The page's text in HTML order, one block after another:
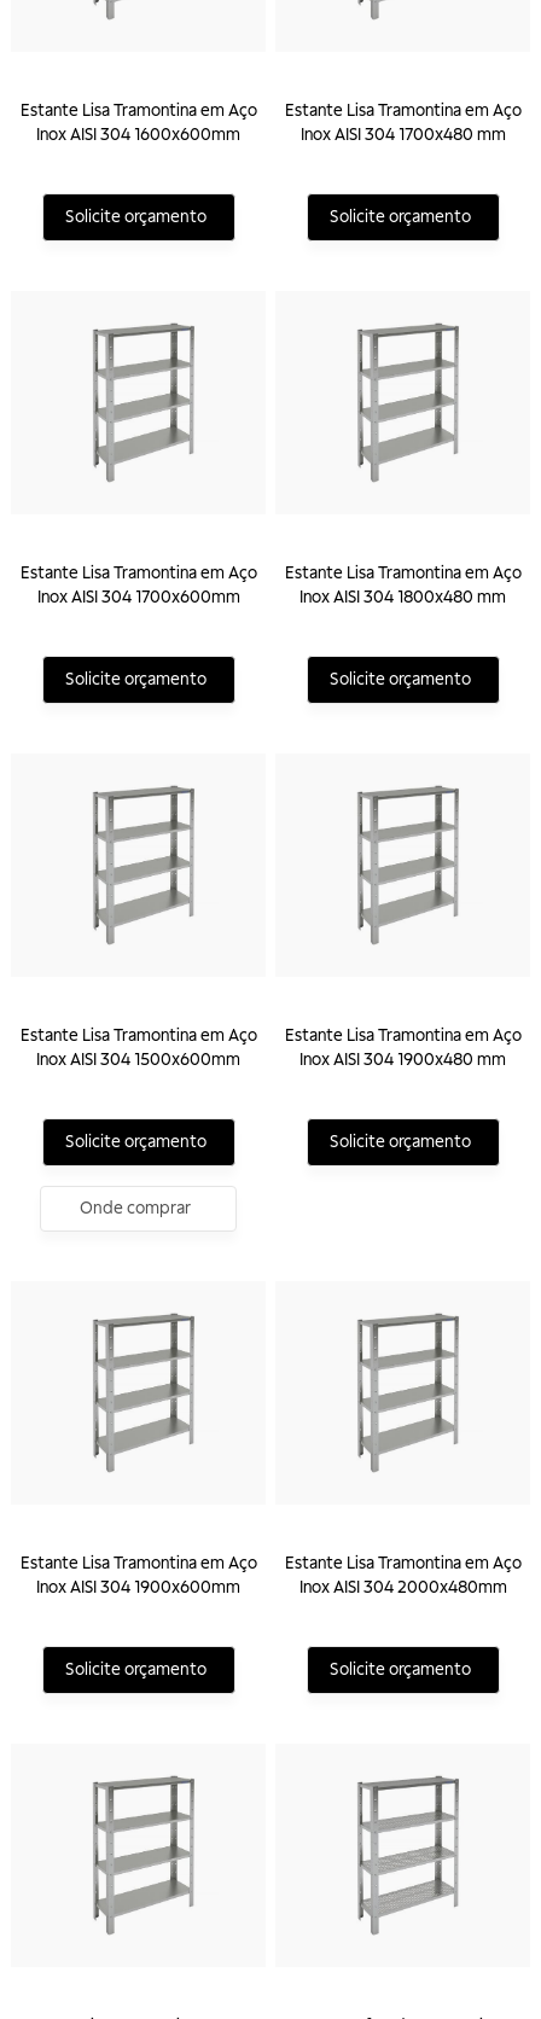
Estante Lisa Tramontina em Aço
Inox AISI 304 1600x600mm
Solicite orçamento
Estante Lisa Tramontina em Aço
Inox AISI 304 1700x480 mm
Solicite orçamento
Estante Lisa Tramontina em Aço
Inox AISI 304 1700x600mm
Solicite orçamento
Estante Lisa Tramontina em Aço
Inox AISI 304 1800x480 mm
Solicite orçamento
Estante Lisa Tramontina em Aço
Inox AISI 304 1500x600mm
Solicite orçamento
Onde comprar
Estante Lisa Tramontina em Aço
Inox AISI 304 1900x480 mm
Solicite orçamento
Estante Lisa Tramontina em Aço
Inox AISI 304 1900x600mm
Solicite orçamento
Estante Lisa Tramontina em Aço
Inox AISI 304 2000x480mm
Solicite orçamento